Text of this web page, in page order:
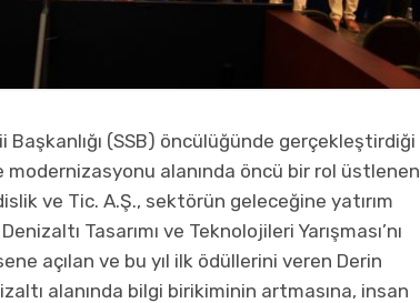
Başkanlığı (SSB) öncülüğünde gerçekleştirdiği
modernizasyonu alanında öncü bir rol üstlenen
ve Tic. A.Ş., sektörün geleceğine yatırım
Tasarımı ve Teknolojileri Yarışması’nı
açılan ve bu yıl ilk ödüllerini veren Derin
alanında bilgi birikiminin artmasına, insan